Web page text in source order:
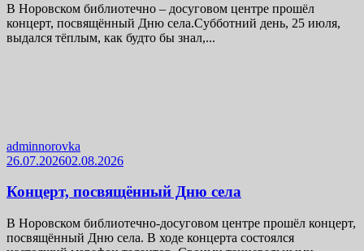
В Норовском библиотечно – досуговом центре прошёл
концерт, посвящённый Дню села.Субботний день, 25 июля,
выдался тёплым, как будто бы знал,...
adminnorovka
26.07.202602.08.2026
Концерт, посвящённый Дню села
В Норовском библиотечно-досуговом центре прошёл концерт,
посвящённый Дню села. В ходе концерта состоялся